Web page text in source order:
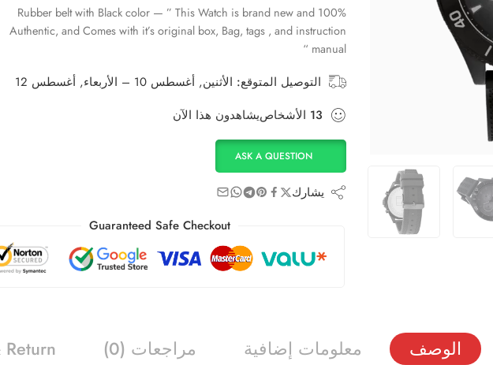
Rubber belt with Black color — ” This Watch is brand new and 100%
Authentic, and Comes with it’s original box, Bag, tags , and instruction
manual “
التوصيل المتوقع: الأثنين, أغسطس 10 – الأربعاء, أغسطس 12
13 الأشخاصيشاهدون هذا الآن
ASK A QUESTION
يشارك
Guaranteed Safe Checkout
الوصف معلومات إضافية مراجعات (0)